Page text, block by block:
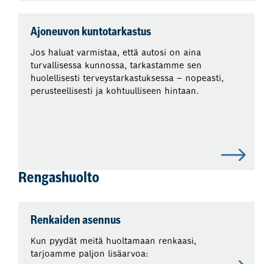
Ajoneuvon kuntotarkastus
Jos haluat varmistaa, että autosi on aina
turvallisessa kunnossa, tarkastamme sen
huolellisesti terveystarkastuksessa – nopeasti,
perusteellisesti ja kohtuulliseen hintaan.
Rengashuolto
Renkaiden asennus
Kun pyydät meitä huoltamaan renkaasi,
tarjoamme paljon lisäarvoa: